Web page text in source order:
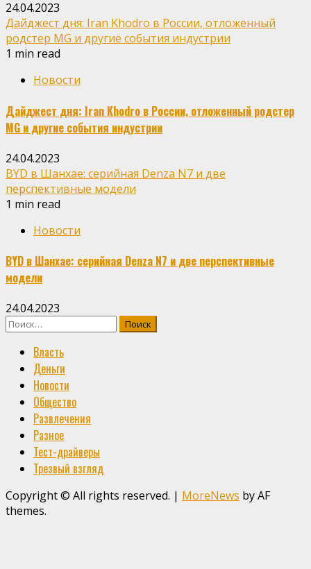
24.04.2023
Дайджест дня: Iran Khodro в России, отложенный
родстер MG и другие события индустрии
1 min read
Новости
Дайджест дня: Iran Khodro в России, отложенный родстер
MG и другие события индустрии
24.04.2023
BYD в Шанхае: серийная Denza N7 и две
перспективные модели
1 min read
Новости
BYD в Шанхае: серийная Denza N7 и две перспективные
модели
24.04.2023
Найти:
Власть
Деньги
Новости
Общество
Развлечения
Разное
Тест-драйверы
Трезвый взгляд
Copyright © All rights reserved. | MoreNews by AF
themes.